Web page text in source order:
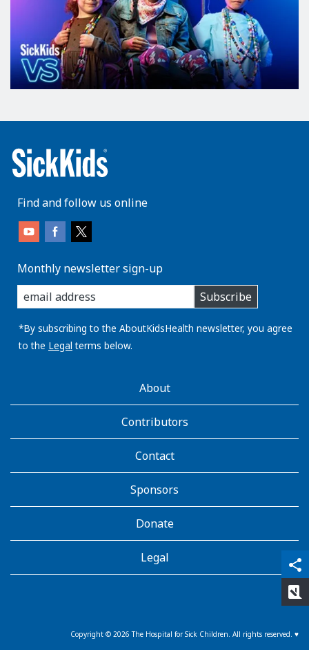
share
qr_code_scanner
content_copy
Find and follow us online
Monthly newsletter sign-up
enter
you
email
address:
Subscribe
*By subscribing to the AboutKidsHealth newsletter, you agree
to the Legal terms below.
AboutKidsHealthAbout
Contributors
Contact
Sponsors
Donate
Legal
Copyright © 2026 The Hospital for Sick Children. All rights reserved. ♥
rate_review